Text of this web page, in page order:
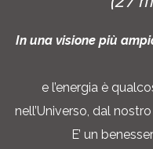
In una visione più
e l’energia è
nell’Universo, dal
E’ un